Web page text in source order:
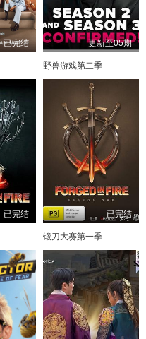
已完结 更新至05期
野兽游戏第二季
已完结 已完结
锻刀大赛第一季